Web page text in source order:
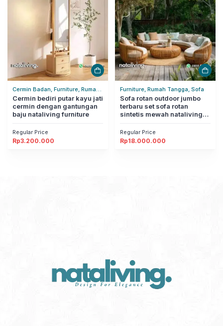
Cermin Badan, Furniture, Rumah
Tangga
Cermin bediri putar kayu jati
cermin dengan gantungan
baju nataliving furniture
Regular Price
Rp3.200.000
Furniture, Rumah Tangga, Sofa
Sofa rotan outdoor jumbo
terbaru set sofa rotan
sintetis mewah nataliving
Regular Price
Rp18.000.000